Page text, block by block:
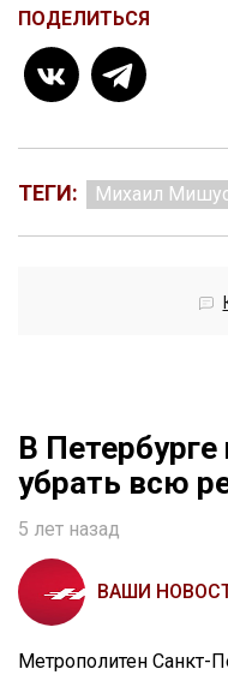
ПОДЕЛИТЬСЯ
ТЕГИ: Михаил
В
убрать всю
5 лет назад
ВАШИ
Метрополитен Санкт-